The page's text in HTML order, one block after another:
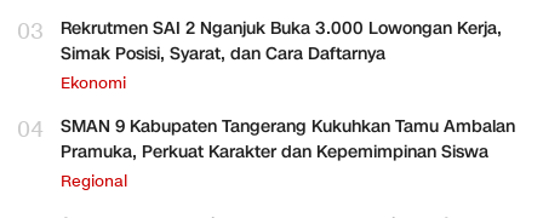
03
Rekrutmen SAI 2 Nganjuk Buka 3.000 Lowongan Kerja,
Simak Posisi, Syarat, dan Cara Daftarnya
Ekonomi
04
SMAN 9 Kabupaten Tangerang Kukuhkan Tamu Ambalan
Pramuka, Perkuat Karakter dan Kepemimpinan Siswa
Regional